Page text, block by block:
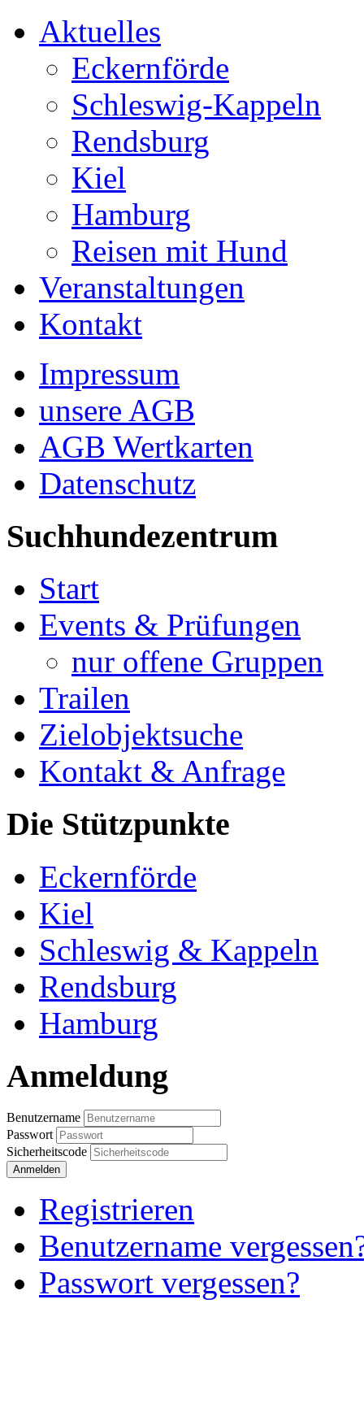
Aktuelles
Eckernförde
Schleswig-Kappeln
Rendsburg
Kiel
Hamburg
Reisen mit Hund
Veranstaltungen
Kontakt
Impressum
unsere AGB
AGB Wertkarten
Datenschutz
Suchhundezentrum
Start
Events & Prüfungen
nur offene Gruppen
Trailen
Zielobjektsuche
Kontakt & Anfrage
Die Stützpunkte
Eckernförde
Kiel
Schleswig & Kappeln
Rendsburg
Hamburg
Anmeldung
Benutzername
Passwort
Sicherheitscode
Anmelden
Registrieren
Benutzername
Passwort vergessen?